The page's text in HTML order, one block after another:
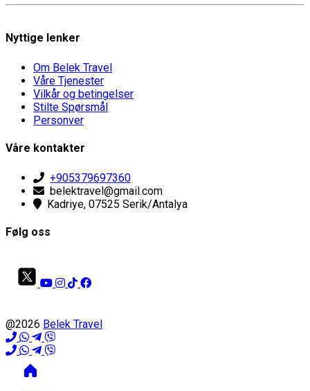
Nyttige lenker
Om Belek Travel
Våre Tjenester
Vilkår og betingelser
Stilte Spørsmål
Personver
Våre kontakter
+905379697360
belektravel@gmail.com
Kadriye, 07525 Serik/Antalya
Følg oss
@2026 Belek Travel